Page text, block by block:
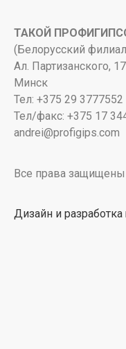
ТАКОЙ
(Белорусский
Ал. Партизанского,
Минск
Тел: +375 29 3777552
Тел/факс: +375 17
andrei@profigips.com
Все права
Дизайн и разработка